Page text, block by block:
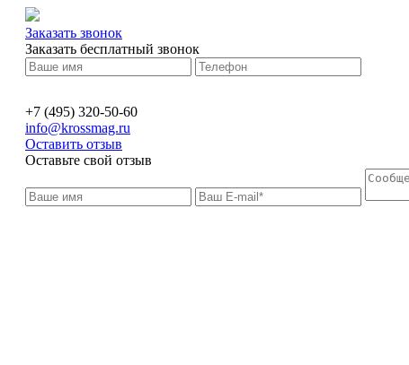
Заказать звонок
Заказать бесплатный звонок
+7 (495) 320-50-60
info@krossmag.ru
Оставить отзыв
Оставьте свой отзыв